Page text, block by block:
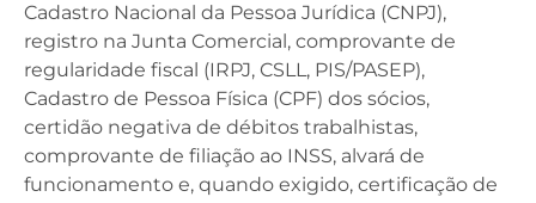
Cadastro Nacional da Pessoa Jurídica (CNPJ),
registro na Junta Comercial, comprovante de
regularidade fiscal (IRPJ, CSLL, PIS/PASEP),
Cadastro de Pessoa Física (CPF) dos sócios,
certidão negativa de débitos trabalhistas,
comprovante de filiação ao INSS, alvará de
funcionamento e, quando exigido, certificação de